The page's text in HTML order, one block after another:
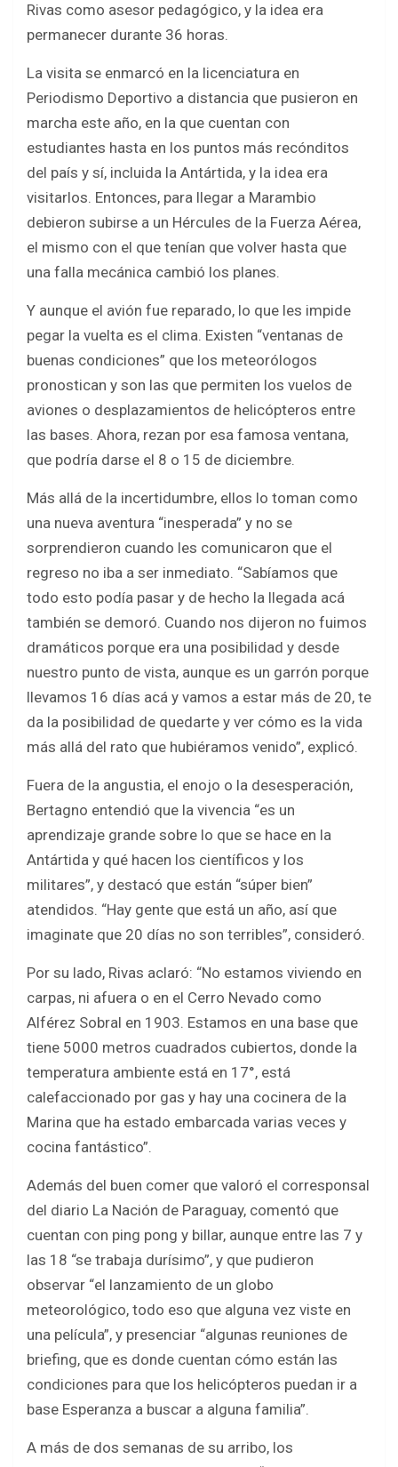
Rivas como asesor pedagógico, y la idea era
permanecer durante 36 horas.
La visita se enmarcó en la licenciatura en
Periodismo Deportivo a distancia que pusieron en
marcha este año, en la que cuentan con
estudiantes hasta en los puntos más recónditos
del país y sí, incluida la Antártida, y la idea era
visitarlos. Entonces, para llegar a Marambio
debieron subirse a un Hércules de la Fuerza Aérea,
el mismo con el que tenían que volver hasta que
una falla mecánica cambió los planes.
Y aunque el avión fue reparado, lo que les impide
pegar la vuelta es el clima. Existen “ventanas de
buenas condiciones” que los meteorólogos
pronostican y son las que permiten los vuelos de
aviones o desplazamientos de helicópteros entre
las bases. Ahora, rezan por esa famosa ventana,
que podría darse el 8 o 15 de diciembre.
Más allá de la incertidumbre, ellos lo toman como
una nueva aventura “inesperada” y no se
sorprendieron cuando les comunicaron que el
regreso no iba a ser inmediato. “Sabíamos que
todo esto podía pasar y de hecho la llegada acá
también se demoró. Cuando nos dijeron no fuimos
dramáticos porque era una posibilidad y desde
nuestro punto de vista, aunque es un garrón porque
llevamos 16 días acá y vamos a estar más de 20, te
da la posibilidad de quedarte y ver cómo es la vida
más allá del rato que hubiéramos venido”, explicó.
Fuera de la angustia, el enojo o la desesperación,
Bertagno entendió que la vivencia “es un
aprendizaje grande sobre lo que se hace en la
Antártida y qué hacen los científicos y los
militares”, y destacó que están “súper bien”
atendidos. “Hay gente que está un año, así que
imaginate que 20 días no son terribles”, consideró.
Por su lado, Rivas aclaró: “No estamos viviendo en
carpas, ni afuera o en el Cerro Nevado como
Alférez Sobral en 1903. Estamos en una base que
tiene 5000 metros cuadrados cubiertos, donde la
temperatura ambiente está en 17°, está
calefaccionado por gas y hay una cocinera de la
Marina que ha estado embarcada varias veces y
cocina fantástico”.
Además del buen comer que valoró el corresponsal
del diario La Nación de Paraguay, comentó que
cuentan con ping pong y billar, aunque entre las 7 y
las 18 “se trabaja durísimo”, y que pudieron
observar “el lanzamiento de un globo
meteorológico, todo eso que alguna vez viste en
una película”, y presenciar “algunas reuniones de
briefing, que es donde cuentan cómo están las
condiciones para que los helicópteros puedan ir a
base Esperanza a buscar a alguna familia”.
A más de dos semanas de su arribo, los